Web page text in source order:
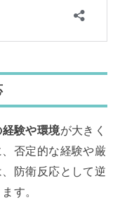
験や環境が大きく
否定的な経験や厳
防衛反応として逆
す。